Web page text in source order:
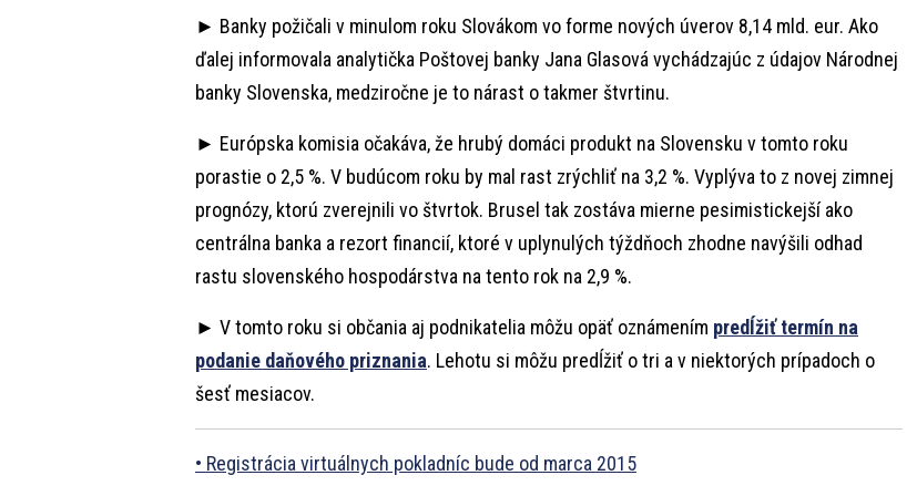
► Banky požičali v minulom roku Slovákom vo forme nových úverov 8,14 mld. eur. Ako
ďalej informovala analytička Poštovej banky Jana Glasová vychádzajúc z údajov Národnej
banky Slovenska, medziročne je to nárast o takmer štvrtinu.
► Európska komisia očakáva, že hrubý domáci produkt na Slovensku v tomto roku
porastie o 2,5 %. V budúcom roku by mal rast zrýchliť na 3,2 %. Vyplýva to z novej zimnej
prognózy, ktorú zverejnili vo štvrtok. Brusel tak zostáva mierne pesimistickejší ako
centrálna banka a rezort financií, ktoré v uplynulých týždňoch zhodne navýšili odhad
rastu slovenského hospodárstva na tento rok na 2,9 %.
► V tomto roku si občania aj podnikatelia môžu opäť oznámením predĺžiť termín na
podanie daňového priznania. Lehotu si môžu predĺžiť o tri a v niektorých prípadoch o
šesť mesiacov.
Registrácia virtuálnych pokladníc bude od marca 2015